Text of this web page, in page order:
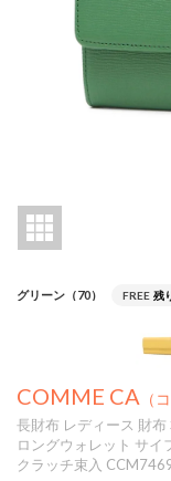
グリーン（70） FREE 残
COMME CA （
長財布 レディース 財
ロングウォレット サイ
クラッチ束入